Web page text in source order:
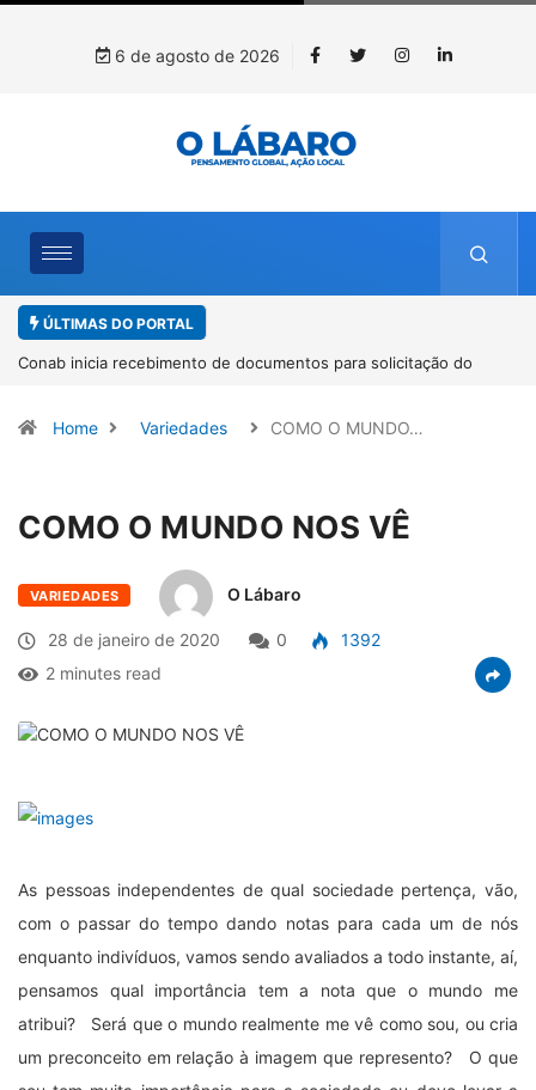
6 de agosto de 2026
ÚLTIMAS DO PORTAL
Workshop internacional debate futuro da piscicultura com
Home Variedades COMO O MUNDO…
COMO O MUNDO NOS VÊ
VARIEDADES O Lábaro
28 de janeiro de 2020 0
1392
2 minutes read
As pessoas independentes de qual sociedade pertença, vão,
com o passar do tempo dando notas para cada um de nós
enquanto indivíduos, vamos sendo avaliados a todo instante, aí,
pensamos qual importância tem a nota que o mundo me
atribui? Será que o mundo realmente me vê como sou, ou cria
um preconceito em relação à imagem que represento? O que